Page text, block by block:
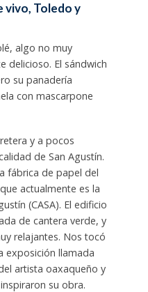
vivo, Toledo y
algo no muy
delicioso. El sándwich
su panadería
con mascarpone
y a pocos
de San Agustín.
fábrica de papel del
actualmente es la
(CASA). El edificio
de cantera verde, y
relajantes. Nos tocó
exposición llamada
artista oaxaqueño y
su obra.